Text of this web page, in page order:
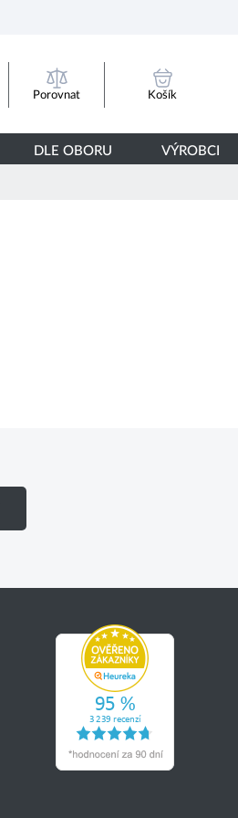
Porovnat Košík
DLE OBORU VÝROBCI